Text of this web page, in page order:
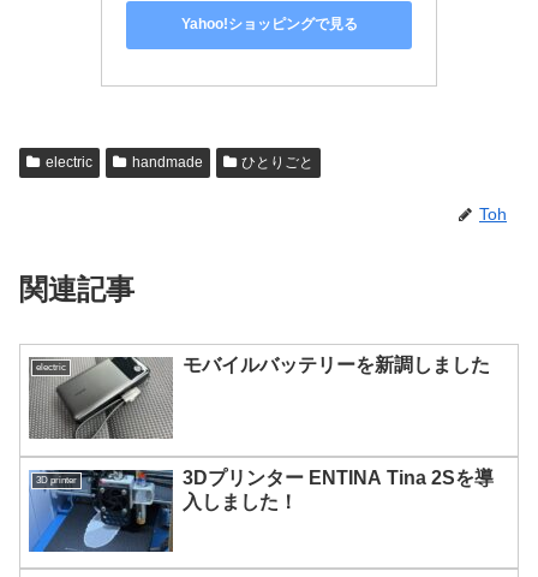
Yahoo!ショッピングで見る
electric handmade ひとりごと
Toh
関連記事
electric モバイルバッテリーを新調しました
3D printer
3Dプリンター ENTINA Tina 2Sを導
入しました！